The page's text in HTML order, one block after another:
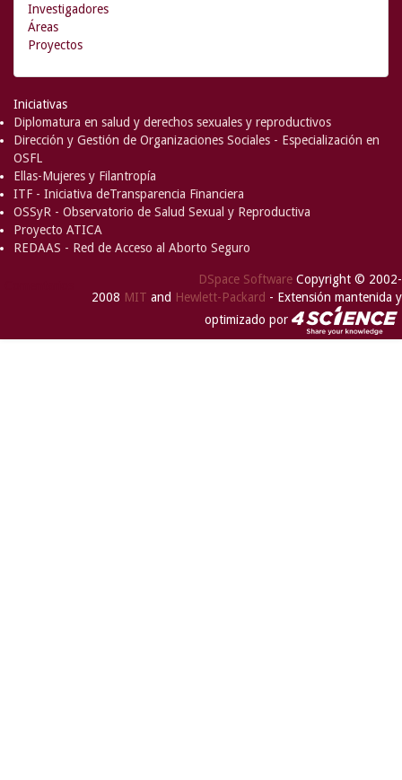
Investigadores
Áreas
Proyectos
Iniciativas
Diplomatura en salud y derechos sexuales y reproductivos
Dirección y Gestión de Organizaciones Sociales - Especialización en
OSFL
Ellas-Mujeres y Filantropía
ITF - Iniciativa deTransparencia Financiera
OSSyR - Observatorio de Salud Sexual y Reproductiva
Proyecto ATICA
REDAAS - Red de Acceso al Aborto Seguro
DSpace Software Copyright © 2002-
2008 MIT and Hewlett-Packard - Extensión mantenida y
optimizado por